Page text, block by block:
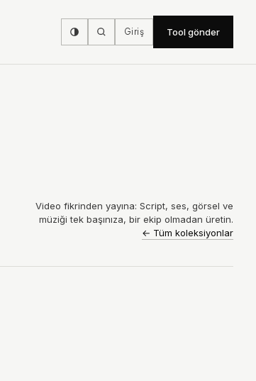
Giriş Tool gönder
Video fikrinden yayına: Script, ses, görsel ve
müziği tek başınıza, bir ekip olmadan üretin.
← Tüm koleksiyonlar